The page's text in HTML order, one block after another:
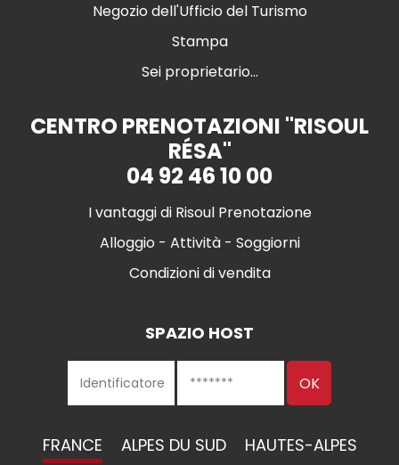
Negozio dell'Ufficio del Turismo
Stampa
Sei proprietario...
CENTRO PRENOTAZIONI "RISOUL
RÉSA"
04 92 46 10 00
I vantaggi di Risoul Prenotazione
Alloggio - Attività - Soggiorni
Condizioni di vendita
SPAZIO HOST
FRANCE ALPES DU SUD HAUTES-ALPES